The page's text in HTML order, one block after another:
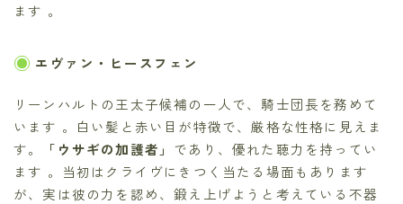
ます 。
エヴァン・ヒースフェン
リーンハルトの王太子候補の一人で、騎士団長を務めて
います 。白い髪と赤い目が特徴で、厳格な性格に見えま
す。
「ウサギの加護者」 であり、優れた聴力を持ってい
ます 。当初はクライヴにきつく当たる場面もあります
が、実は彼の力を認め、鍛え上げようと考えている不器